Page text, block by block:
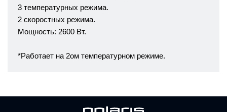
3 температурных режима.
2 скоростных режима.
Мощность: 2600 Вт.
*Работает на 2ом температурном режиме.